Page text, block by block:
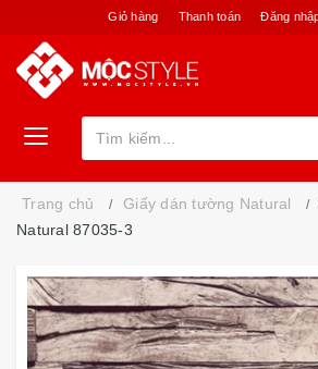
Giỏ hàng Thanh toán Đăng
Trang chủ Giấy dán tường Natural
Natural 87035-3